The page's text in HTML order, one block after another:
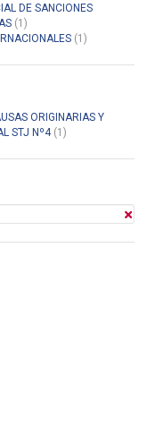
DE SANCIONES
(1)
(1)
ORIGINARIAS Y
STJ Nº4(1)